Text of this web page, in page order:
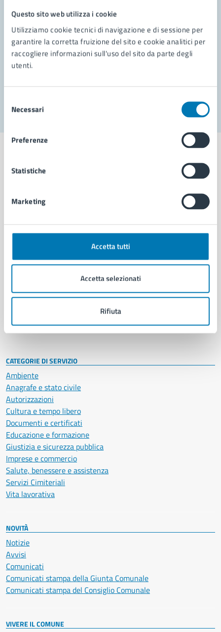
Questo sito web utilizza i cookie
Utilizziamo cookie tecnici di navigazione e di sessione per
garantire la corretta fruizione del sito e cookie analitici per
raccogliere informazioni sull'uso del sito da parte degli
utenti.
delNecessari
Preferenze
Statistiche
Marketing
Accetta tutti
Accetta selezionati
Rifiuta
Richiedi assistenza
Prenota appuntamento
Problemi in città
Aree amministrative
Uffici
Politici
Intranet, posta aziendale e protocollo
CATEGORIE DI SERVIZIO
Ambiente
Anagrafe e stato civile
Autorizzazioni
Cultura e tempo libero
Documenti e certificati
Educazione e formazione
Giustizia e sicurezza pubblica
Imprese e commercio
Salute, benessere e assistenza
Servizi Cimiteriali
Vita lavorativa
NOVITÀ
Notizie
Avvisi
Comunicati
Comunicati stampa della Giunta Comunale
Comunicati stampa del Consiglio Comunale
VIVERE IL COMUNE